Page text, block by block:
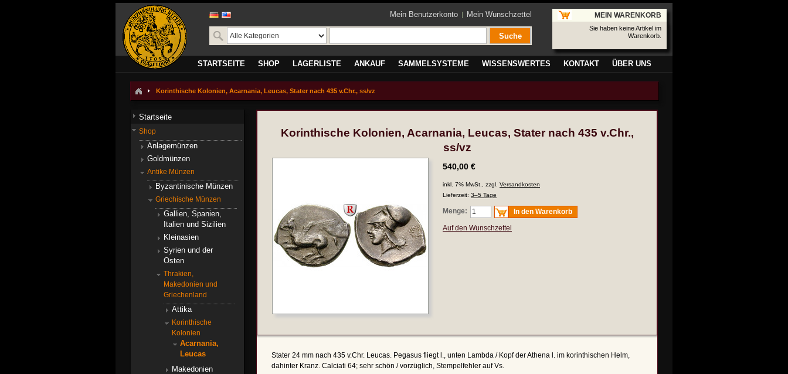
Mein Benutzerkonto Mein Wunschzettel
Suche
MEIN WARENKORB
Sie haben keine Artikel im
Warenkorb.
STARTSEITE SHOP LAGERLISTE ANKAUF SAMMELSYSTEME WISSENSWERTES KONTAKT ÜBER UNS
Korinthische Kolonien, Acarnania, Leucas, Stater nach 435 v.Chr., ss/vz
Korinthische Kolonien, Acarnania, Leucas, Stater nach 435 v.Chr.,
ss/vz
540,00 €
inkl. 7% MwSt., zzgl. Versandkosten
Lieferzeit: 3–5 Tage
Menge:
In den Warenkorb
Auf den Wunschzettel
Stater 24 mm nach 435 v.Chr. Leucas. Pegasus fliegt l., unten Lambda / Kopf der Athena l. im korinthischen Helm,
dahinter Kranz. Calciati 64; sehr schön / vorzüglich, Stempelfehler auf Vs.
Startseite
Shop
Anlagemünzen
Goldmünzen
Antike Münzen
Byzantinische Münzen
Griechische Münzen
Gallien, Spanien,
Italien und Sizilien
Kleinasien
Syrien und der
Osten
Thrakien,
Makedonien und
Griechenland
Attika
Korinthische
Kolonien
Acarnania,
Leucas
Makedonien